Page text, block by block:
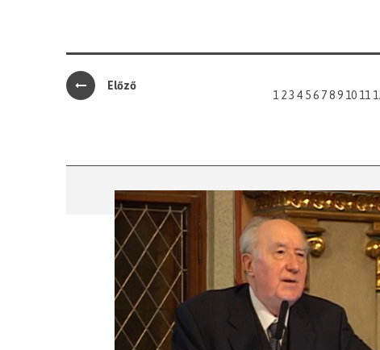
Előző
1 23 4 56 789 10 11